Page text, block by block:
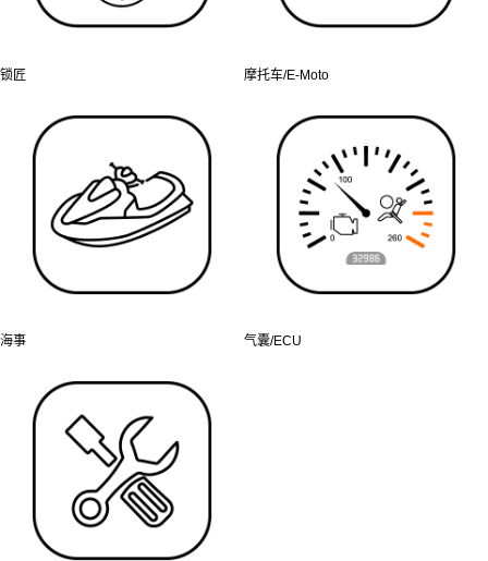
锁匠 摩托车/E-Moto
海事 气囊/ECU